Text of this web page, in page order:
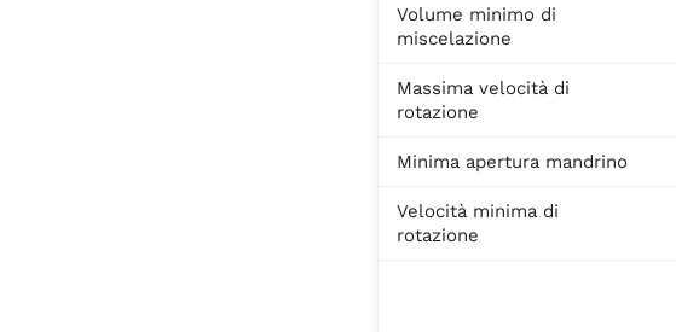
Volume minimo di
miscelazione
Massima velocità di
rotazione
Minima apertura mandrino
Velocità minima di
rotazione